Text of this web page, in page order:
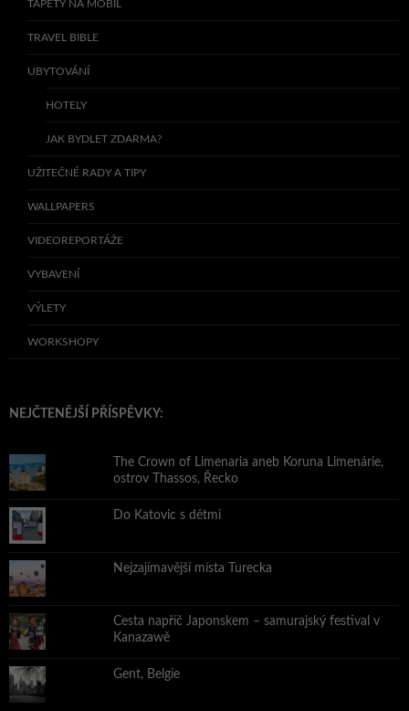
TAPETY NA MOBIL
TRAVEL BIBLE
UBYTOVÁNÍ
HOTELY
JAK BYDLET ZDARMA?
UŽITEČNÉ RADY A TIPY
WALLPAPERS
VIDEOREPORTÁŽE
VYBAVENÍ
VÝLETY
WORKSHOPY
NEJČTENĚJŠÍ PŘÍSPĚVKY:
The Crown of Limenaria aneb Koruna Limenárie,
ostrov Thassos, Řecko
Do Katovic s dětmi
Nejzajímavější místa Turecka
Cesta napříč Japonskem – samurajský festival v
Kanazawě
Gent, Belgie